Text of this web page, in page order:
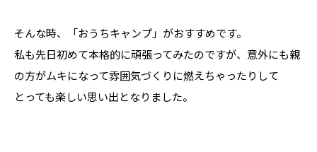
そんな時、「おうちキャンプ」がおすすめです。
私も先日初めて本格的に頑張ってみたのですが、意外にも親
の方がムキになって雰囲気づくりに燃えちゃったりして
とっても楽しい思い出となりました。